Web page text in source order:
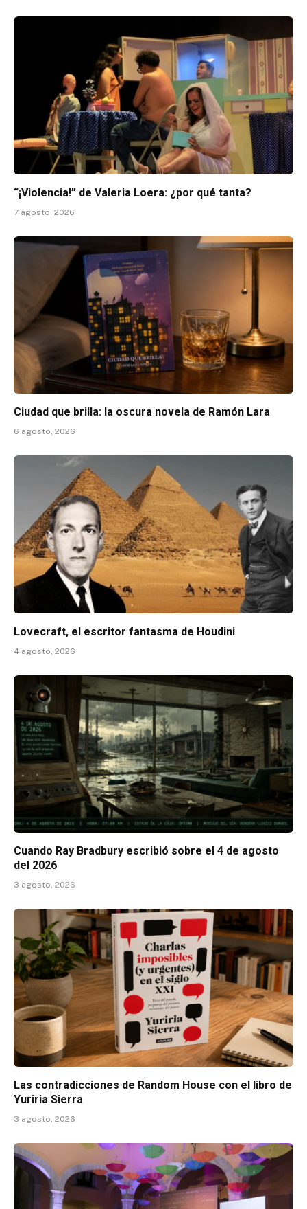
“¡Violencia!” de Valeria Loera: ¿por qué tanta?
7 agosto, 2026
Ciudad que brilla: la oscura novela de Ramón Lara
6 agosto, 2026
Lovecraft, el escritor fantasma de Houdini
4 agosto, 2026
Cuando Ray Bradbury escribió sobre el 4 de agosto
del 2026
3 agosto, 2026
Las contradicciones de Random House con el libro de
Yuriria Sierra
3 agosto, 2026